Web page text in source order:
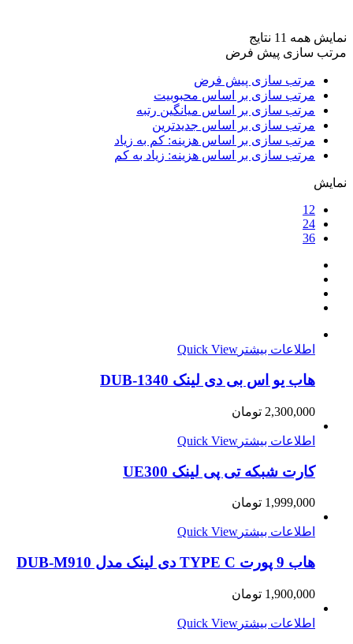
برند ها +
نمایش همه 11 نتایج
مرتب سازی پیش فرض
مرتب سازی پیش فرض
مرتب سازی بر اساس محبوبیت
مرتب سازی بر اساس میانگین رتبه
مرتب سازی بر اساس جدیدترین
مرتب سازی بر اساس هزینه: کم به زیاد
مرتب سازی بر اساس هزینه: زیاد به کم
نمایش
12
24
36
اطلاعات بیشتر Quick View
هاب یو اس بی دی لینک DUB-1340
2,300,000 تومان
اطلاعات بیشتر Quick View
کارت شبکه تی پی لینک UE300
1,999,000 تومان
اطلاعات بیشتر Quick View
هاب 9 پورت TYPE C دی لینک مدل DUB-M910
1,900,000 تومان
اطلاعات بیشتر Quick View